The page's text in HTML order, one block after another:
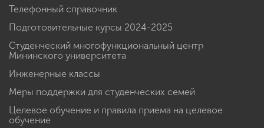
Телефонный справочник
Подготовительные курсы 2024-2025
Студенческий многофункциональный центр
Мининского университета
Инженерные классы
Меры поддержки для студенческих семей
Целевое обучение и правила приема на целевое
обучение